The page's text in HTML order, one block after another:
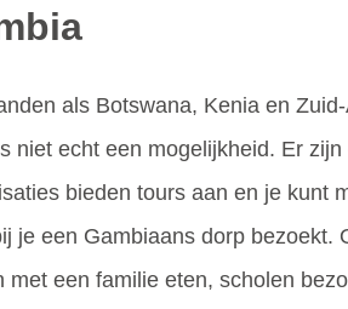
als Botswana, Kenia en
niet echt een mogelijkheid. Er
bieden tours aan en je kunt
je een Gambiaans dorp
een familie eten, scholen